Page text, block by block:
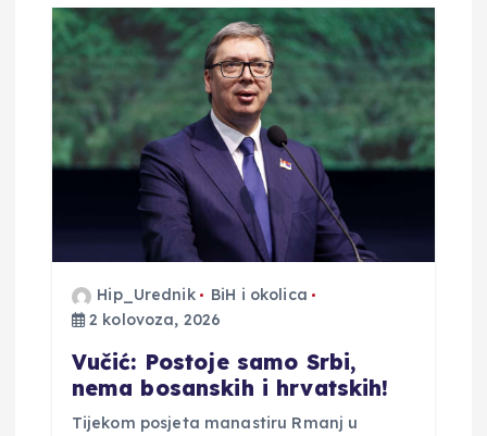
Hip_Urednik
BiH i okolica
2 kolovoza, 2026
Vučić: Postoje samo Srbi,
nema bosanskih i hrvatskih!
Tijekom posjeta manastiru Rmanj u